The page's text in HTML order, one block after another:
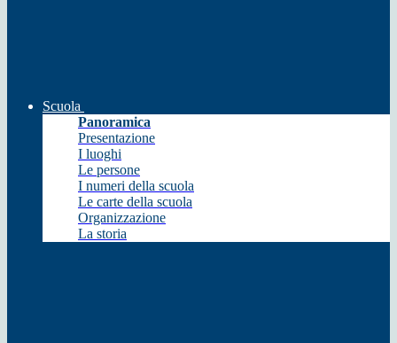
Scuola
Panoramica
Presentazione
I luoghi
Le persone
I numeri della scuola
Le carte della scuola
Organizzazione
La storia